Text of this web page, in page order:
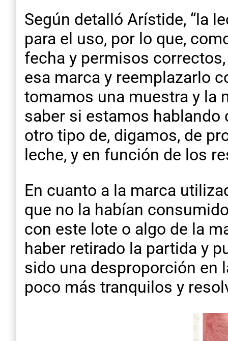
Según detalló Arístide, “la
para el uso, por lo que,
fecha y permisos
esa marca y reemplazarlo
tomamos una muestra y la
saber si estamos hablando
otro tipo de, digamos, de
leche, y en función de los
En cuanto a la marca
que no la habían
con este lote o algo de la
haber retirado la partida y
sido una desproporción en
poco más tranquilos y